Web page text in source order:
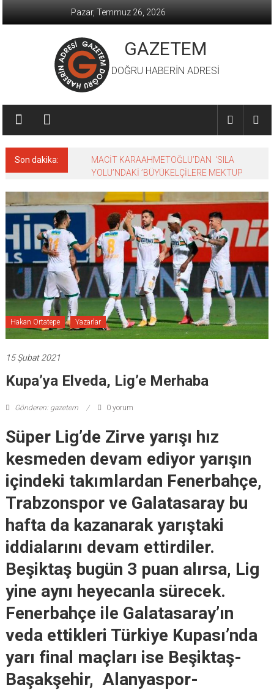
Pazar, Temmuz 26, 2026
GAZETEM
DOĞRU HABERİN ADRESİ
Son dakika:
MACİT KARAAHMETOĞLU’DAN ‘SILA
YOLU’NDAKİ ’BÜYÜKELÇİLERE MEKTUP
Hakan Ortatepe Yazarlar
15 Şubat 2021
Kupa’ya Elveda, Lig’e Merhaba
Gönderen: gazetem 0 yorum
Süper Lig’de Zirve yarışı hız
kesmeden devam ediyor yarışın
içindeki takımlardan Fenerbahçe,
Trabzonspor ve Galatasaray bu
hafta da kazanarak yarıştaki
iddialarını devam ettirdiler.
Beşiktaş bugün 3 puan alırsa, Lig
yine aynı heyecanla sürecek.
Fenerbahçe ile Galatasaray’ın
veda ettikleri Türkiye Kupası’nda
yarı final maçları ise Beşiktaş-
Başakşehir, Alanyaspor-